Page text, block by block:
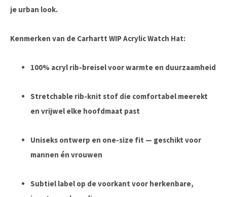
je urban look.
Kenmerken van de Carhartt WIP Acrylic Watch Hat:
100% acryl rib-breiselvoor warmte en duurzaamheid
Stretchable rib-knit stof die comfortabel meerekt
en vrijwel elke hoofdmaat past
Uniseks ontwerp en one-size fit — geschikt voor
mannen én vrouwen
Subtiel label op de voorkant voor herkenbare,